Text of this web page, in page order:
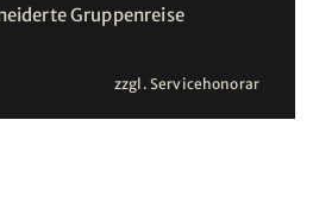
Gruppenreise
zzgl. Servicehonorar